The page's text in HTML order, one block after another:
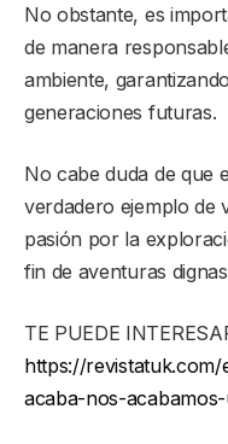
No obstante, es
de manera
ambiente,
generaciones futuras.
No cabe duda de que
verdadero ejemplo de
pasión por la
fin de aventuras
TE PUEDE
https://
acaba-nos-